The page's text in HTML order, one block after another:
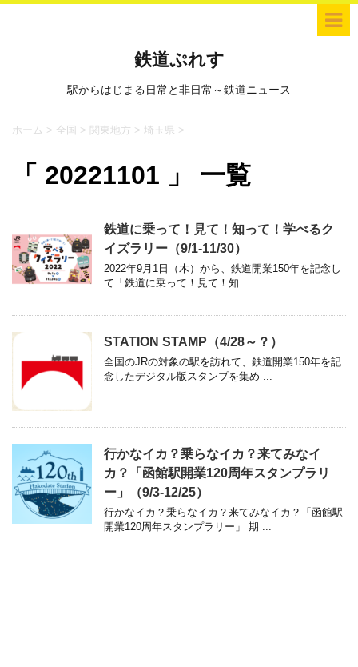
鉄道ぷれす
駅からはじまる日常と非日常～鉄道ニュース
ホーム > 全国 > 関東地方 > 埼玉県 >
「 20221101 」 一覧
鉄道に乗って！見て！知って！学べるク
イズラリー（9/1-11/30）
2022年9月1日（木）から、鉄道開業150年を記念し
て「鉄道に乗って！見て！知 ...
STATION STAMP（4/28～？）
全国のJRの対象の駅を訪れて、鉄道開業150年を記
念したデジタル版スタンプを集め ...
行かなイカ？乗らなイカ？来てみなイ
カ？「函館駅開業120周年スタンプラリ
ー」（9/3-12/25）
行かなイカ？乗らなイカ？来てみなイカ？「函館駅
開業120周年スタンプラリー」 期 ...